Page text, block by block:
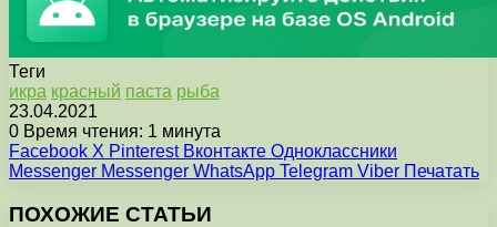
Теги
икра красный паста рыба
23.04.2021
0 Время чтения: 1 минута
Facebook X Pinterest Вконтакте Одноклассники
Messenger Messenger WhatsApp Telegram Viber Печатать
ПОХОЖИЕ СТАТЬИ